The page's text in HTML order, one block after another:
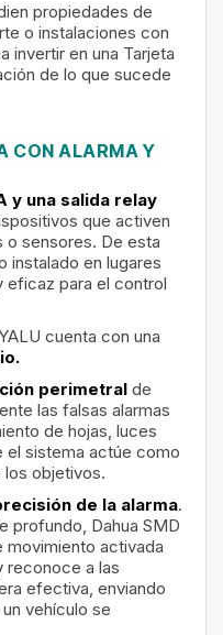
propiedades de
o instalaciones con
invertir en una Tarjeta
de lo que sucede
CON ALARMA Y
y una salida relay
que activen
sensores. De esta
instalado en lugares
eficaz para el control
cuenta con una
perimetral de
las falsas alarmas
de hojas, luces
el sistema actúe como
objetivos.
de la alarma.
profundo, Dahua SMD
movimiento activada
reconoce a las
efectiva, enviando
vehículo se